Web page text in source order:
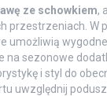
ze schowkiem,
przestrzeniach. W
umożliwią
na sezonowe
i styl do
uwzględnij